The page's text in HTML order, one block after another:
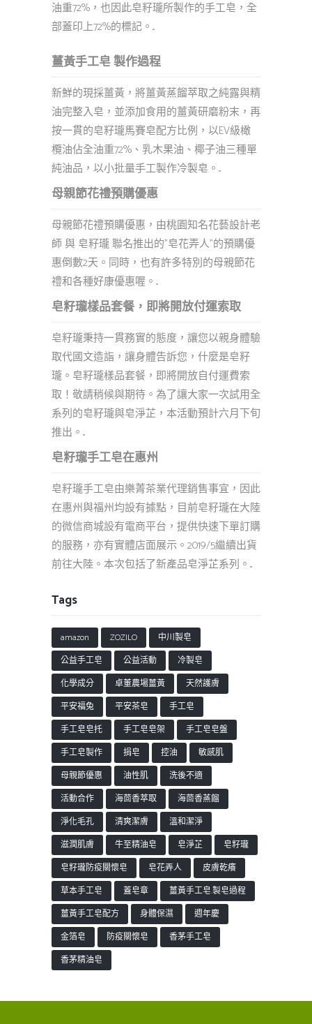
油重72%，也因此皂籽瓏所製作的手工皂，全
部蓋印上72%的標記。...
薑黃手工皂 製作過程
新鮮的現採薑黃，將薑黃蒸餾萃取之純露與精
油完整入皂，並添加食用的薑黃研磨粉末，再
按一貫的皂籽瓏馬賽皂配方比例，以EV級橄
欖油佔全油重72%、乳木果油、椰子油三種單
純油品，以小批量手工製作冷製皂。...
母親節花禮預購優惠
母親節花禮預購優惠，由桃園知名花藝設計老
師 與 皂籽瓏 聯名推出的"皂花弄人"的預購優
惠倒數2天。同時，也有許多特別的母親節花
禮和各種好康優惠喔。...
皂籽瓏樣品套餐，即將開放付運索取
皂籽瓏秉持一貫務實的態度，讓您以親身體驗
取代國文造詣，讓身體告訴您，什麼是皂籽
瓏。皂籽瓏樣品套餐，即將開放自付運費索
取！敬請稍候與期待。為了讓大家一次試用全
系列的皂籽瓏與皂淨芷，本活動預計六月下旬
推出。...
皂籽瓏手工皂在惠州
皂籽瓏手工皂由樂菁茶業代理銷售事宜，因此
在惠州與福州均設有據點，目前皂籽瓏在大陸
的微信商城設有電商平台，提供快速下單訂購
的服務，亦有實體店面展示。2019/5繼續出貨
前往大陸。本次包括了新產品皂淨芷系列。...
Tags
amazon ZOZILO
中川製皂
公益手工皂
公益活動
冷製皂
化學成分
卓董農場薑黃
天然護膚
平安福兔
平安茶皂
手工皂
手工皂皂托
手工皂皂架
手工皂皂盤
手工皂製作
捐皂 控油
敏感肌
母親節優惠
油性肌
洗後不適
活動合作
海茴香萃取
海茴香蒸餾
淨化毛孔
清爽潔膚
溫和潔淨
滋潤肌膚
牛至精油皂 皂淨芷
皂籽瓏
皂籽瓏防疫關懷皂
皂花弄人
皮膚乾癢
草本手工皂
蓋皂章
薑黃手工皂.製皂過程
薑黃手工皂配方
身體保濕
週年慶
金箔皂
防疫關懷皂
香茅手工皂
香茅精油皂